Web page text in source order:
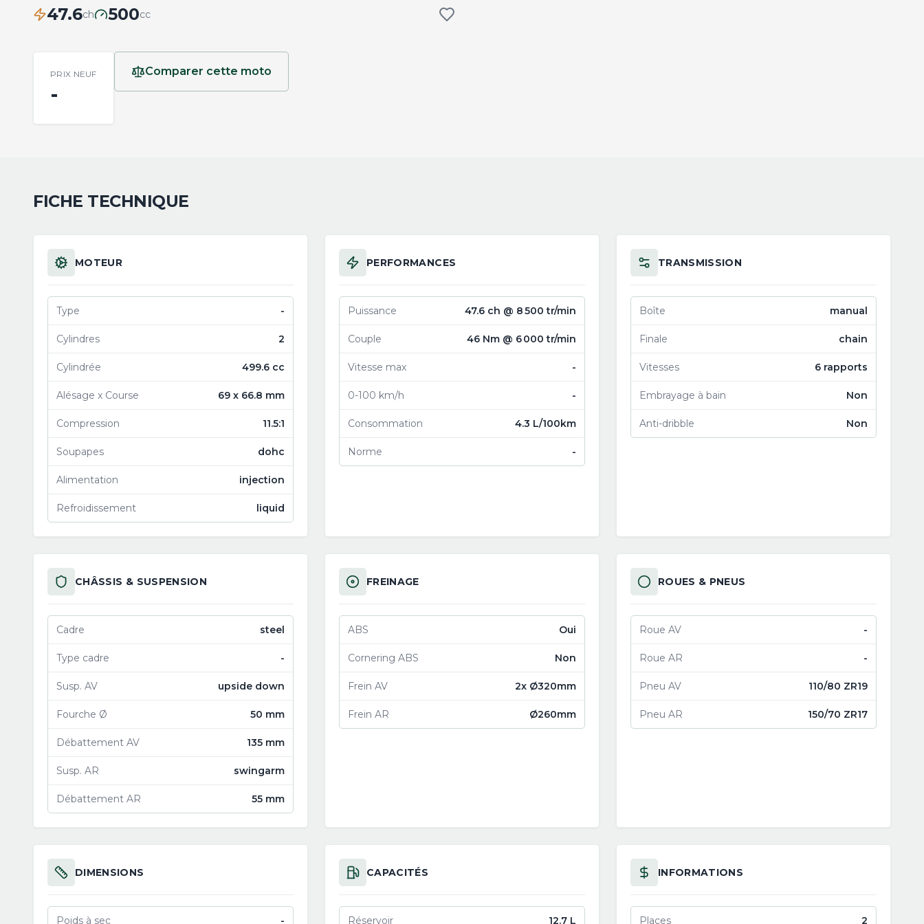
47.6ch 500cc
PRIX NEUF
-
Comparer cette moto
FICHE TECHNIQUE
MOTEUR
Type -
Cylindres 2
Cylindrée 499.6 cc
Alésage x Course 69 x 66.8 mm
Compression 11.5:1
Soupapes dohc
Alimentation injection
Refroidissement liquid
PERFORMANCES
Puissance 47.6 ch @ 8 500 tr/min
Couple 46 Nm @ 6 000 tr/min
Vitesse max -
0-100 km/h -
Consommation 4.3 L/100km
Norme -
TRANSMISSION
Boîte manual
Finale chain
Vitesses 6 rapports
Embrayage à bain Non
Anti-dribble Non
CHÂSSIS & SUSPENSION
Cadre steel
Type cadre -
Susp. AV upside down
Fourche Ø 50 mm
Débattement AV 135 mm
Susp. AR swingarm
Débattement AR 55 mm
FREINAGE
ABS Oui
Cornering ABS Non
Frein AV 2x Ø320mm
Frein AR Ø260mm
ROUES & PNEUS
Roue AV -
Roue AR -
Pneu AV 110/80 ZR19
Pneu AR 150/70 ZR17
DIMENSIONS
Poids à sec -
CAPACITÉS
Réservoir 12.7 L
INFORMATIONS
Places 2